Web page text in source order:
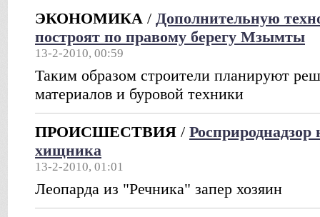
ЭКОНОМИКА / Дополнительную
построят по правому берегу Мзымты
13-2-2010, 00:59
Таким образом строители планируют
материалов и буровой техники
ПРОИСШЕСТВИЯ / Росприроднадзор
хищника
13-2-2010, 01:01
Леопарда из "Речника" запер хозяин